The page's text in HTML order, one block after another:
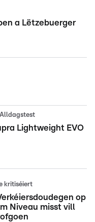
a Lëtzebuerger
Lightweight EVO
kritiséiert
op
Niveau misst vill